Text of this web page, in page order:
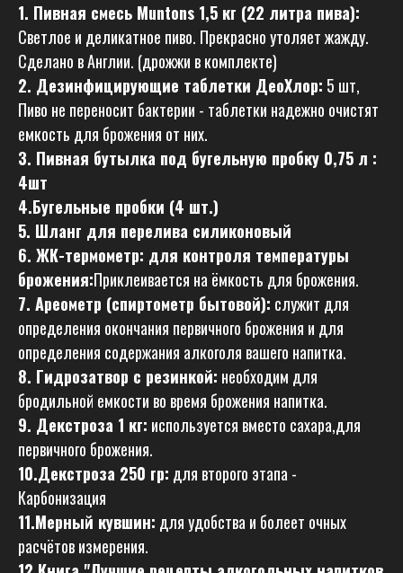
1. Пивная смесь Muntons 1,5 кг (22 литра пива):
Светлое и деликатное пиво. Прекрасно утоляет жажду.
Сделано в Англии. (дрожжи в комплекте)
2. Дезинфицирующие таблетки ДеоХлор: 5 шт,
Пиво не переносит бактерии - таблетки надежно очистят
емкость для брожения от них.
3. Пивная бутылка под бугельную пробку 0,75 л :
4шт
4.Бугельные пробки (4 шт.)
5. Шланг для перелива силиконовый
6. ЖК-термометр: для контроля температуры
брожения:Приклеивается на ёмкость для брожения.
7. Ареометр (спиртометр бытовой): служит для
определения окончания первичного брожения и для
определения содержания алкоголя вашего напитка.
8. Гидрозатвор с резинкой: необходим для
бродильной емкости во время брожения напитка.
9. Декстроза 1 кг: используется вместо сахара,для
первичного брожения.
10.Декстроза 250 гр: для второго этапа -
Карбонизация
11.Мерный кувшин: для удобства и болеет очных
расчётов измерения.